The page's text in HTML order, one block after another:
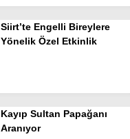
Siirt’te Engelli Bireylere
Yönelik Özel Etkinlik
Kayıp Sultan Papağanı
Aranıyor